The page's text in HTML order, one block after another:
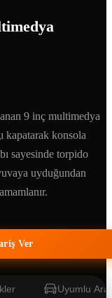
9 inç multimedya
kapatarak konsola
sayesinde torpido
uyduğundan
Ver
Uyumlu